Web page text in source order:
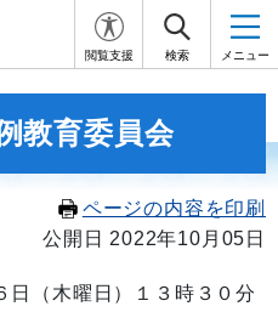
閲覧支援 検索 メニュー
教育委員会
ページの内容を印刷
公開日 2022年10月05日
（木曜日）１３時３０分